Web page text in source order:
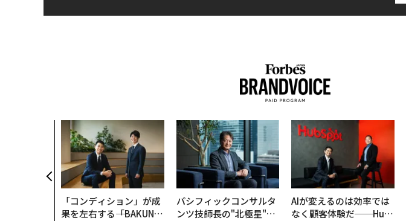
「コンディション」が成
果を左右する――「BAKUN
パシフィックコンサルタ
ンツ技師長の"北極星"。
AIが変えるのは効率では
なく顧客体験だ──Hub